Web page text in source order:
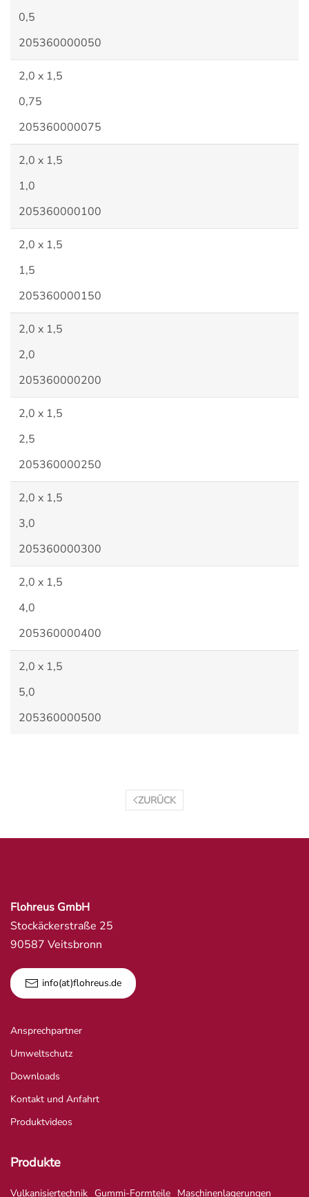
0,5
205360000050
2,0 x 1,5
0,75
205360000075
2,0 x 1,5
1,0
205360000100
2,0 x 1,5
1,5
205360000150
2,0 x 1,5
2,0
205360000200
2,0 x 1,5
2,5
205360000250
2,0 x 1,5
3,0
205360000300
2,0 x 1,5
4,0
205360000400
2,0 x 1,5
5,0
205360000500
ZURÜCK
Flohreus GmbH
Stockäckerstraße 25
90587 Veitsbronn
info(at)flohreus.de
Ansprechpartner
Umweltschutz
Downloads
Kontakt und Anfahrt
Produktvideos
Produkte
Vulkanisiertechnik Gummi-Formteile Maschinenlagerungen